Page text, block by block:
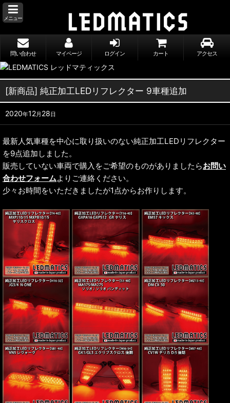
メニュー
問い合わせ マイページ ログイン カート アクセス
[新商品] 純正加工LEDリフレクター 9車種追加
2020年12月 28日
最新人気車種を中心に取り扱いのない純正加工LEDリフレクター
を9点追加しました。
販売していない車両で購入をご希望のものがありましたらお問い
合わせフォームよりご連絡ください。
少々お時間をいただきましたが1点からお作りします。